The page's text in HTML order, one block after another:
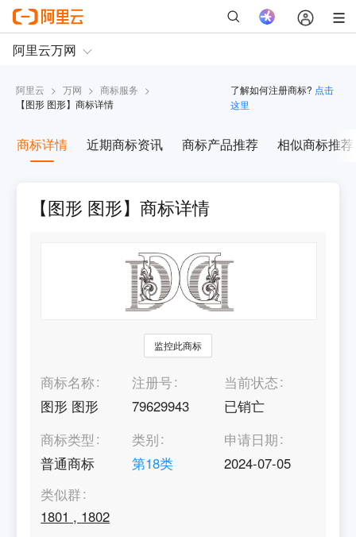
阿里云 > 万网 > 商标服务 >
【图形 图形】商标详情
了解如何注册商标? 点击
这里
商标详情 近期商标资讯 商标产品推荐 相似商标推荐
【图形 图形】商标详情
监控此商标
商标名称
图形 图形
注册号
79629943
当前状态
已销亡
商标类型
普通商标
类别
第18类
申请日期
2024-07-05
类似群
1801 , 1802